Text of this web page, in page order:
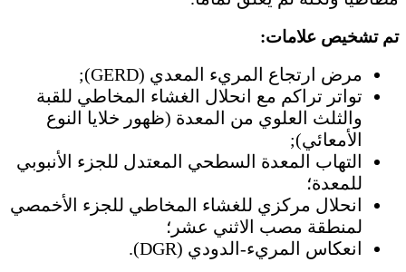
تم تشخيص علامات:
مرض ارتجاع المريء المعدي (GERD);
تواتر تراكم مع انحلال الغشاء المخاطي للقبة
والثلث العلوي من المعدة (ظهور خلايا النوع
الأمعائي);
التهاب المعدة السطحي المعتدل للجزء الأنبوبي
للمعدة؛
انحلال مركزي للغشاء المخاطي للجزء الأخمصي
لمنطقة مصب الاثني عشر؛
انعكاس المريء-الدودي (DGR).